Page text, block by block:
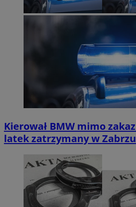
Kierował BMW mimo
latek zatrzymany w Zabrzu